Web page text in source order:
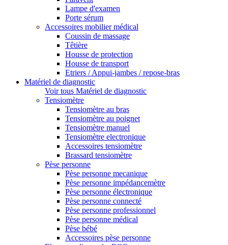
Lampe d'examen
Porte sérum
Accessoires mobilier médical
Coussin de massage
Têtière
Housse de protection
Housse de transport
Etriers / Appui-jambes / repose-bras
Matériel de diagnostic
Voir tous Matériel de diagnostic
Tensiomètre
Tensiomètre au bras
Tensiomètre au poignet
Tensiomètre manuel
Tensiomètre electronique
Accessoires tensiomètre
Brassard tensiomètre
Pèse personne
Pèse personne mecanique
Pèse personne impédancemètre
Pèse personne électronique
Pèse personne connecté
Pèse personne professionnel
Pèse personne médical
Pèse bébé
Accessoires pèse personne